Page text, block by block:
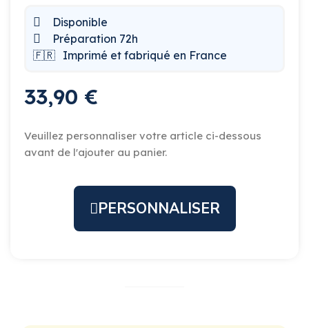
Disponible
Préparation 72h
🇫🇷 Imprimé et fabriqué en France
33,90 €
Veuillez personnaliser votre article ci-dessous
avant de l'ajouter au panier.
PERSONNALISER